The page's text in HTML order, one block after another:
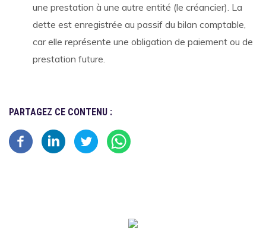
une prestation à une autre entité (le créancier). La
dette est enregistrée au passif du bilan comptable,
car elle représente une obligation de paiement ou de
prestation future.
PARTAGEZ CE CONTENU :